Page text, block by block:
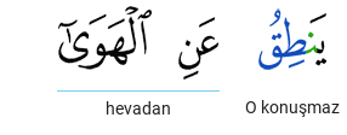
O konuşmaz
hevadan